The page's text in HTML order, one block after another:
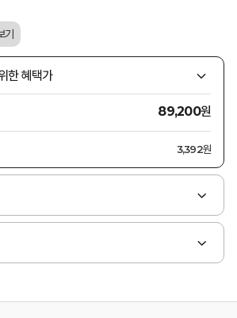
한 혜택가
89,200원
3,392원